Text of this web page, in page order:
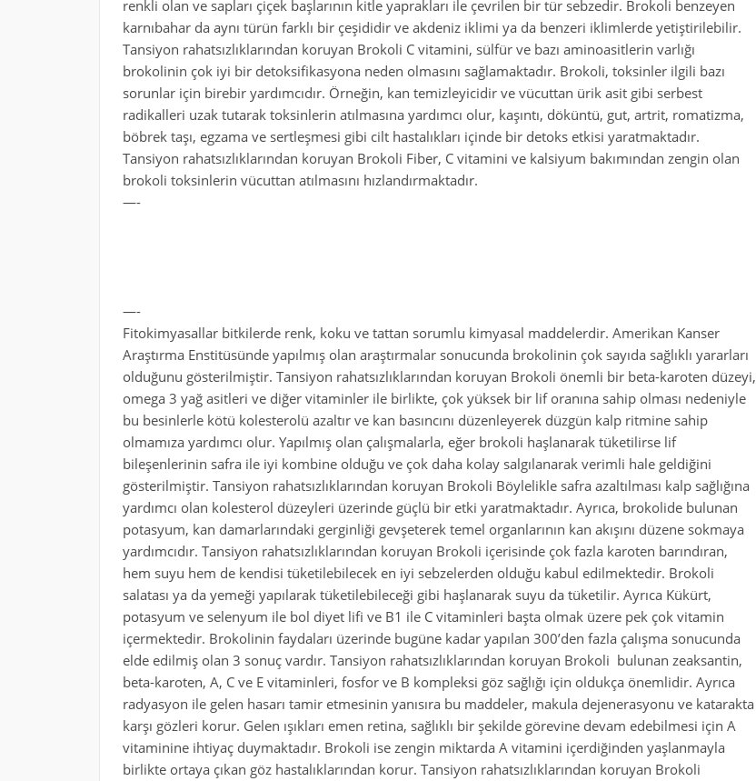
renkli olan ve sapları çiçek başlarının kitle yaprakları ile çevrilen bir tür sebzedir. Brokoli benzeyen
karnıbahar da aynı türün farklı bir çeşididir ve akdeniz iklimi ya da benzeri iklimlerde yetiştirilebilir.
Tansiyon rahatsızlıklarından koruyan Brokoli C vitamini, sülfür ve bazı aminoasitlerin varlığı
brokolinin çok iyi bir detoksifikasyona neden olmasını sağlamaktadır. Brokoli, toksinler ilgili bazı
sorunlar için birebir yardımcıdır. Örneğin, kan temizleyicidir ve vücuttan ürik asit gibi serbest
radikalleri uzak tutarak toksinlerin atılmasına yardımcı olur, kaşıntı, döküntü, gut, artrit, romatizma,
böbrek taşı, egzama ve sertleşmesi gibi cilt hastalıkları içinde bir detoks etkisi yaratmaktadır.
Tansiyon rahatsızlıklarından koruyan Brokoli Fiber, C vitamini ve kalsiyum bakımından zengin olan
brokoli toksinlerin vücuttan atılmasını hızlandırmaktadır.
—-
—-
Fitokimyasallar bitkilerde renk, koku ve tattan sorumlu kimyasal maddelerdir. Amerikan Kanser
Araştırma Enstitüsünde yapılmış olan araştırmalar sonucunda brokolinin çok sayıda sağlıklı yararları
olduğunu gösterilmiştir. Tansiyon rahatsızlıklarından koruyan Brokoli önemli bir beta-karoten düzeyi,
omega 3 yağ asitleri ve diğer vitaminler ile birlikte, çok yüksek bir lif oranına sahip olması nedeniyle
bu besinlerle kötü kolesterolü azaltır ve kan basıncını düzenleyerek düzgün kalp ritmine sahip
olmamıza yardımcı olur. Yapılmış olan çalışmalarla, eğer brokoli haşlanarak tüketilirse lif
bileşenlerinin safra ile iyi kombine olduğu ve çok daha kolay salgılanarak verimli hale geldiğini
gösterilmiştir. Tansiyon rahatsızlıklarından koruyan Brokoli Böylelikle safra azaltılması kalp sağlığına
yardımcı olan kolesterol düzeyleri üzerinde güçlü bir etki yaratmaktadır. Ayrıca, brokolide bulunan
potasyum, kan damarlarındaki gerginliği gevşeterek temel organlarının kan akışını düzene sokmaya
yardımcıdır. Tansiyon rahatsızlıklarından koruyan Brokoli içerisinde çok fazla karoten barındıran,
hem suyu hem de kendisi tüketilebilecek en iyi sebzelerden olduğu kabul edilmektedir. Brokoli
salatası ya da yemeği yapılarak tüketilebileceği gibi haşlanarak suyu da tüketilir. Ayrıca Kükürt,
potasyum ve selenyum ile bol diyet lifi ve B1 ile C vitaminleri başta olmak üzere pek çok vitamin
içermektedir. Brokolinin faydaları üzerinde bugüne kadar yapılan 300’den fazla çalışma sonucunda
elde edilmiş olan 3 sonuç vardır. Tansiyon rahatsızlıklarından koruyan Brokoli bulunan zeaksantin,
beta-karoten, A, C ve E vitaminleri, fosfor ve B kompleksi göz sağlığı için oldukça önemlidir. Ayrıca
radyasyon ile gelen hasarı tamir etmesinin yanısıra bu maddeler, makula dejenerasyonu ve katarakta
karşı gözleri korur. Gelen ışıkları emen retina, sağlıklı bir şekilde görevine devam edebilmesi için A
vitaminine ihtiyaç duymaktadır. Brokoli ise zengin miktarda A vitamini içerdiğinden yaşlanmayla
birlikte ortaya çıkan göz hastalıklarından korur. Tansiyon rahatsızlıklarından koruyan Brokoli